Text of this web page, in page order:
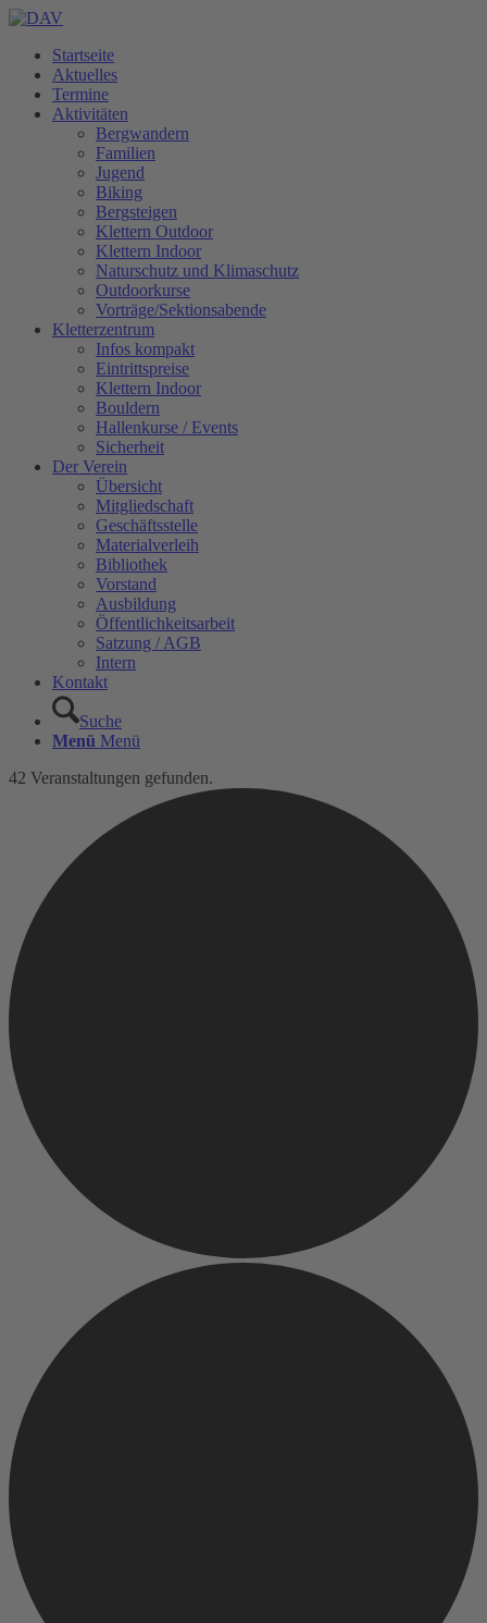
Startseite
Aktuelles
Termine
Aktivitäten
Bergwandern
Familien
Jugend
Biking
Bergsteigen
Klettern Outdoor
Klettern Indoor
Naturschutz und Klimaschutz
Outdoorkurse
Vorträge/Sektionsabende
Kletterzentrum
Infos kompakt
Eintrittspreise
Klettern Indoor
Bouldern
Hallenkurse / Events
Sicherheit
Der Verein
Übersicht
Mitgliedschaft
Geschäftsstelle
Materialverleih
Bibliothek
Vorstand
Ausbildung
Öffentlichkeitsarbeit
Satzung / AGB
Intern
Kontakt
Suche
Menü Menü
42 Veranstaltungen gefunden.